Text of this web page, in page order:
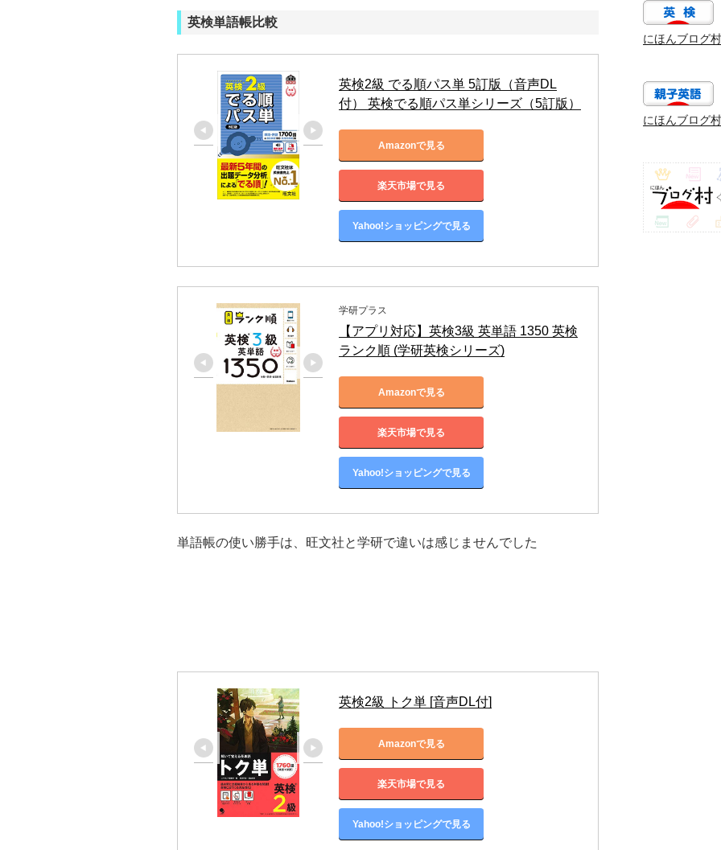
英検単語帳比較
英検2級 でる順パス単 5訂版（音声DL
付） 英検でる順パス単シリーズ（5訂版）
Amazonで見る
楽天市場で見る
Yahoo!ショッピングで見る
学研プラス
【アプリ対応】英検3級 英単語 1350 英検
ランク順 (学研英検シリーズ)
Amazonで見る
楽天市場で見る
Yahoo!ショッピングで見る
単語帳の使い勝手は、旺文社と学研で違いは感じませんでした
英検2級 トク単 [音声DL付]
Amazonで見る
楽天市場で見る
Yahoo!ショッピングで見る
にほんブログ村
にほんブログ村